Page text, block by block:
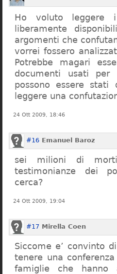
Ho voluto leggere
liberamente
argomenti che
vorrei fossero
Potrebbe magari
documenti usati per
possono essere
leggere una
24 Ott 2009, 18:46
#16 Emanuel Baroz
sei milioni di
testimonianze dei
cerca?
24 Ott 2009, 19:04
#17 Mirella Coen
Siccome e’ convinto
tenere una
famiglie che